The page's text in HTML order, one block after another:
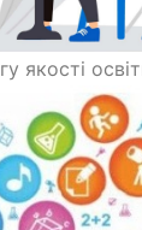
якості